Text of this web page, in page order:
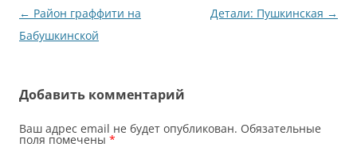
Навигация
по
← Район граффити на
Бабушкинской
Детали: Пушкинская →
Добавить комментарий
Ваш адрес email не будет опубликован. Обязательные
поля помечены *